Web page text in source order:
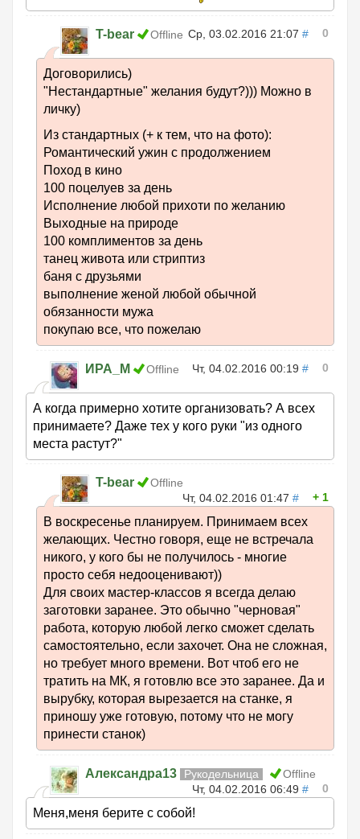
T-bear Offline Ср, 03.02.2016 21:07 # 0
Договорились)
"Нестандартные" желания будут?))) Можно в
личку)
Из стандартных (+ к тем, что на фото):
Романтический ужин с продолжением
Поход в кино
100 поцелуев за день
Исполнение любой прихоти по желанию
Выходные на природе
100 комплиментов за день
танец живота или стриптиз
баня с друзьями
выполнение женой любой обычной
обязанности мужа
покупаю все, что пожелаю
ИРА_М Offline Чт, 04.02.2016 00:19 # 0
А когда примерно хотите организовать? А всех
принимаете? Даже тех у кого руки "из одного
места растут?"
T-bear
Offline
Чт, 04.02.2016 01:47 # 1
В воскресенье планируем. Принимаем всех
желающих. Честно говоря, еще не встречала
никого, у кого бы не получилось - многие
просто себя недооценивают))
Для своих мастер-классов я всегда делаю
заготовки заранее. Это обычно "черновая"
работа, которую любой легко сможет сделать
самостоятельно, если захочет. Она не сложная,
но требует много времени. Вот чтоб его не
тратить на МК, я готовлю все это заранее. Да и
вырубку, которая вырезается на станке, я
приношу уже готовую, потому что не могу
принести станок)
Александра13 Рукодельница
Offline
Чт, 04.02.2016 06:49 # 0
Меня,меня берите с собой!